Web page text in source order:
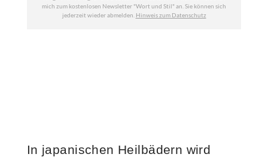
In japanischen Heilbädern wird